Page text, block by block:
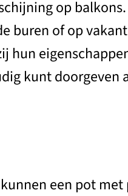
op
buren of op
hun
kunt doorgeven
een pot